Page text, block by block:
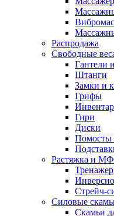
Распродажа
Свободные
Гантели
Штанги
Замки и
Грифы
Гири
Диски
Помосты
Растяжка и
Стрейч-
Силовые
Скамьи